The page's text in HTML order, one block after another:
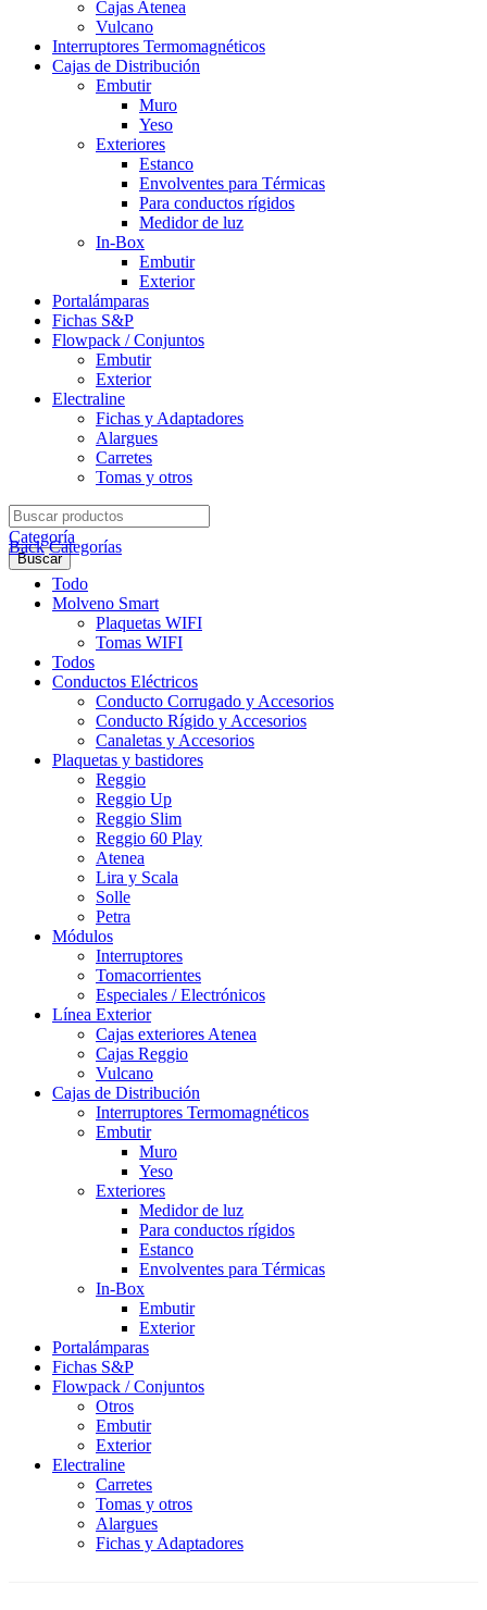
Cajas Atenea
Vulcano
Interruptores Termomagnéticos
Cajas de Distribución
Embutir
Muro
Yeso
Exteriores
Estanco
Envolventes para Térmicas
Para conductos rígidos
Medidor de luz
In-Box
Embutir
Exterior
Portalámparas
Fichas S&P
Flowpack / Conjuntos
Embutir
Exterior
Electraline
Fichas y Adaptadores
Alargues
Carretes
Tomas y otros
Search
for:
Categoría
Buscar
Back Categorías
Todo
Molveno Smart
Plaquetas WIFI
Tomas WIFI
Todos
Conductos Eléctricos
Conducto Corrugado y Accesorios
Conducto Rígido y Accesorios
Canaletas y Accesorios
Plaquetas y bastidores
Reggio
Reggio Up
Reggio Slim
Reggio 60 Play
Atenea
Lira y Scala
Solle
Petra
Módulos
Interruptores
Tomacorrientes
Especiales / Electrónicos
Línea Exterior
Cajas exteriores Atenea
Cajas Reggio
Vulcano
Cajas de Distribución
Interruptores Termomagnéticos
Embutir
Muro
Yeso
Exteriores
Medidor de luz
Para conductos rígidos
Estanco
Envolventes para Térmicas
In-Box
Embutir
Exterior
Portalámparas
Fichas S&P
Flowpack / Conjuntos
Otros
Embutir
Exterior
Electraline
Carretes
Tomas y otros
Alargues
Fichas y Adaptadores